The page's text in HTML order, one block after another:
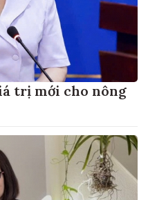
trị mới cho nông